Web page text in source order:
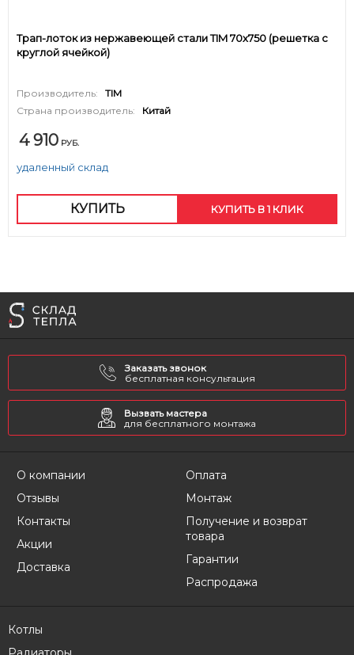
Трап-лоток из нержавеющей стали TIM 70х750 (решетка с
круглой ячейкой)
Производитель:
TIM
Страна производитель:
Китай
4 910 РУБ.
удаленный склад
КУПИТЬ КУПИТЬ В 1 КЛИК
Заказать звонок
бесплатная консультация
Вызвать мастера
для бесплатного монтажа
О компании
Отзывы
Контакты
Акции
Доставка
Оплата
Монтаж
Получение и возврат
товара
Гарантии
Распродажа
Котлы